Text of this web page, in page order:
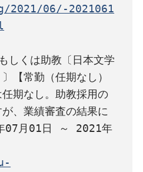
2021/06/-2021061
しくは助教〔日本文学
【常勤（任期なし）
期なし。助教採用の
、業績審査の結果に
07月01日 ～ 2021年